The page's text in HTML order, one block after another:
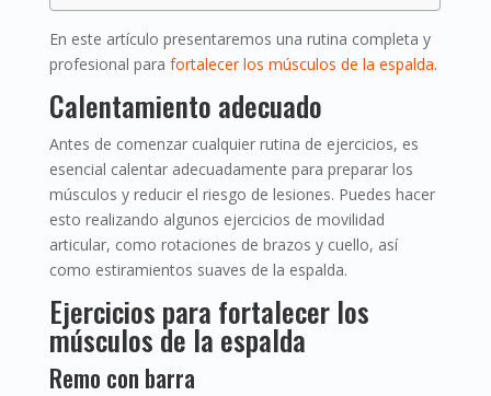
En este artículo presentaremos una rutina completa y
profesional para fortalecer los músculos de la espalda.
Calentamiento adecuado
Antes de comenzar cualquier rutina de ejercicios, es
esencial calentar adecuadamente para preparar los
músculos y reducir el riesgo de lesiones. Puedes hacer
esto realizando algunos ejercicios de movilidad
articular, como rotaciones de brazos y cuello, así
como estiramientos suaves de la espalda.
Ejercicios para fortalecer los
músculos de la espalda
Remo con barra